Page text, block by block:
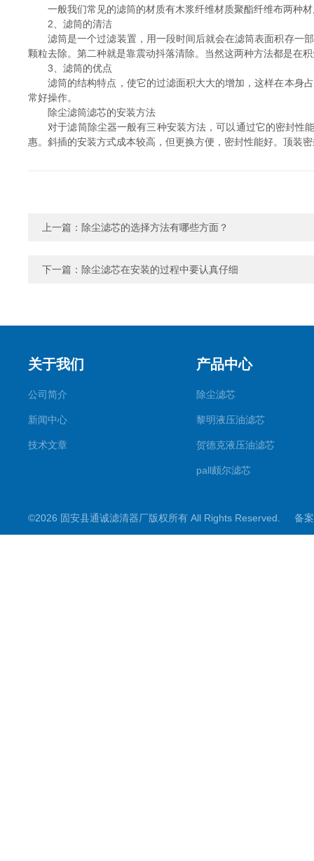
一般我们常见的滤筒的材质有木浆纤维材质聚酯纤维布两种材
2、滤筒的清洁
滤筒是一个过滤装置，用一段时间后就会在滤筒表面积存一部
颗粒去除。第二种就是靠震动抖落清除。当然这两种方法都是在
3、滤筒的优点
滤筒的结构特点，使它的过滤面积大大的增加，这样在本身占
常好操作。
除尘滤筒滤芯的安装方法
对于滤筒除尘器一般有三种安装方法，可以通过它的密封性能
惠。斜插的安装方式成本较高，但更换方便，密封性能好。顶装
上一篇： 除尘滤芯的选择方法有哪些方面？
下一篇： 除尘滤芯在安装的过程中要认真仔细
关于我们
公司简介
新闻中心
技术文章
产品中心
除尘滤芯
黎明液压油滤芯
贺德克液压油滤芯
pall颇尔滤芯
电钢厂滤芯
©2026 固安县通诚滤清器厂版权所有 All Rights Reserved. 备